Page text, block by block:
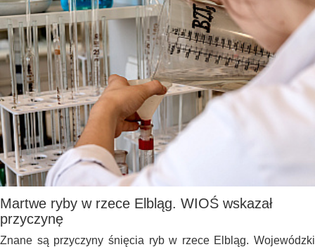
Martwe ryby w rzece Elbląg. WIOŚ wskazał
przyczynę
Znane są przyczyny śnięcia ryb w rzece Elbląg. Wojewódzki